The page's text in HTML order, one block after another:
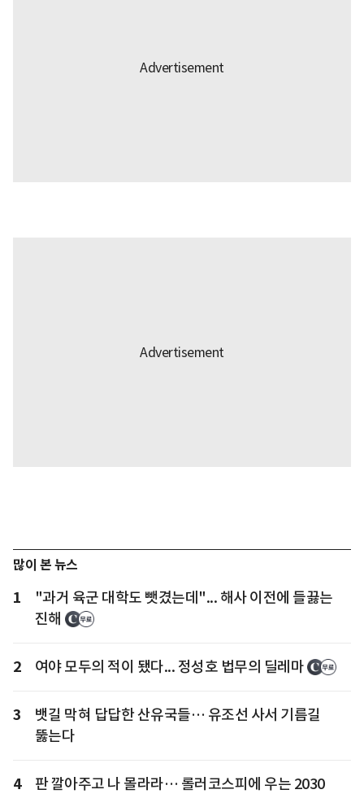
많이 본 뉴스
1
"과거 육군 대학도 뺏겼는데"... 해사 이전에 들끓는
진해
2 여야 모두의 적이 됐다... 정성호 법무의 딜레마
3
뱃길 막혀 답답한 산유국들… 유조선 사서 기름길
뚫는다
4 판 깔아주고 나 몰라라… 롤러코스피에 우는 2030